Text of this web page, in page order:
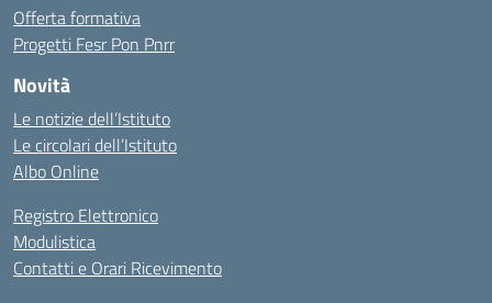
Offerta formativa
Progetti Fesr Pon Pnrr
Novità
Le notizie dell’Istituto
Le circolari dell’Istituto
Albo Online
Registro Elettronico
Modulistica
Contatti e Orari Ricevimento